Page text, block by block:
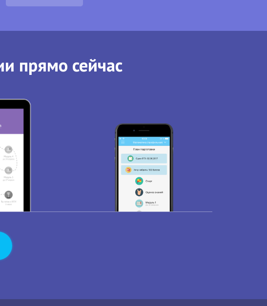
прямо сейчас